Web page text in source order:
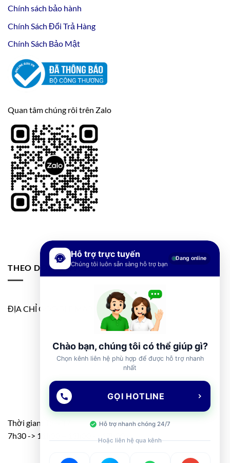
Chính sách bảo hành
Chính Sách Đổi Trả Hàng
Chính Sách Bảo Mật
Quan tâm chúng rôi trên Zalo
THEO DÕI FANPAGE
ĐỊA CHỈ GOOGLE MAP
Thời gian: T2 – T7
7h30 -> 11h30 – 13h00 -> 17h00
Hỗ trợ trực tuyến
Chúng tôi luôn sẵn sàng hỗ trợ bạn
Đang online
Chào bạn, chúng tôi có thể giúp gì?
Chọn kênh liên hệ phù hợp để được hỗ trợ nhanh
nhất
GỌI HOTLINE
Hỗ trợ nhanh chóng 24/7
Hoặc liên hệ qua kênh